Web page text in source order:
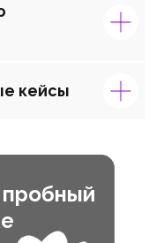
кейсы